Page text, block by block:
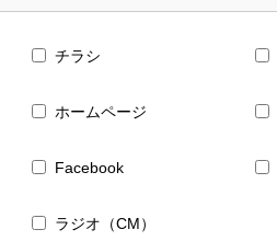
チラシ
ホームページ
Facebook
ラジオ（CM）